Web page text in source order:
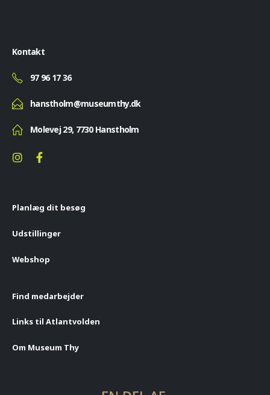
Kontakt
97 96 17 36
hanstholm@museumthy.dk
Molevej 29, 7730 Hanstholm
Planlæg dit besøg
Udstillinger
Webshop
Find medarbejder
Links til Atlantvolden
Om Museum Thy